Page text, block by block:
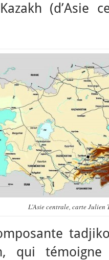
(d’Asie
L’Asie centrale, carte Julien
qui